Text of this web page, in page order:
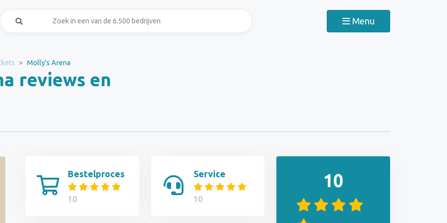
Menu
Molly's Arena
reviews en
Bestelproces
10
Service
10
10